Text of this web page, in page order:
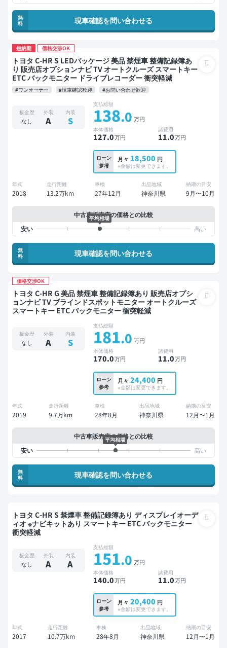
無
料
現車確認を問い合わせる
短納期 価格交渉OK
トヨタ C-HR S LEDパッケージ 美品 禁煙車 整備記録簿あ
り 販売店オプションナビ TV オートクルーズ スマートキー
ETC バックモニター ドライブレコーダー 衝突軽減
#ワンオーナー #現車確認歓迎 #お問い合わせ歓迎
板金歴
なし
外装
A
内装
S
支払総額
138.0 万円
本体価格
127.0万円
諸費用
11.0万円
ローン
参考
月々 18,500 円
※金額は変更できます。
年式
2018
走行距離
13.2万km
車検
27年12月
出品地域
神奈川県
納期の目安
9月〜10月
中古車販売店の価格との比較
平均相場
無
料
現車確認を問い合わせる
価格交渉OK
トヨタ C-HR G 美品 禁煙車 整備記録簿あり 販売店オプシ
ョンナビ TV ブラインドスポットモニター オートクルーズ
スマートキー ETC バックモニター 衝突軽減
板金歴
なし
外装
A
内装
S
支払総額
181.0 万円
本体価格
170.0万円
諸費用
11.0万円
ローン
参考
月々 24,400 円
※金額は変更できます。
年式
2019
走行距離
9.7万km
車検
28年8月
出品地域
神奈川県
納期の目安
12月〜1月
中古車販売店の価格との比較
平均相場
無
料
現車確認を問い合わせる
トヨタ C-HR S 禁煙車 整備記録簿あり ディスプレイオーデ
ィオ ※ナビキットあり スマートキー ETC バックモニター
衝突軽減
板金歴
なし
外装
A
内装
A
支払総額
151.0 万円
本体価格
140.0万円
諸費用
11.0万円
ローン
参考
月々 20,400 円
※金額は変更できます。
年式
2017
走行距離
10.7万km
車検
28年8月
出品地域
神奈川県
納期の目安
12月〜1月